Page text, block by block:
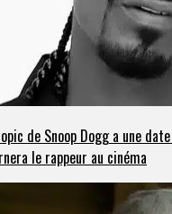
de Snoop Dogg a une
le rappeur au cinéma